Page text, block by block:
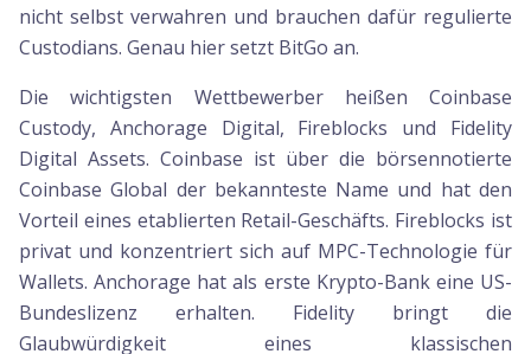
nicht selbst verwahren und brauchen dafür regulierte
Custodians. Genau hier setzt BitGo an.
Die wichtigsten Wettbewerber heißen Coinbase
Custody, Anchorage Digital, Fireblocks und Fidelity
Digital Assets. Coinbase ist über die börsennotierte
Coinbase Global der bekannteste Name und hat den
Vorteil eines etablierten Retail-Geschäfts. Fireblocks ist
privat und konzentriert sich auf MPC-Technologie für
Wallets. Anchorage hat als erste Krypto-Bank eine US-
Bundeslizenz erhalten. Fidelity bringt die
Glaubwürdigkeit eines klassischen